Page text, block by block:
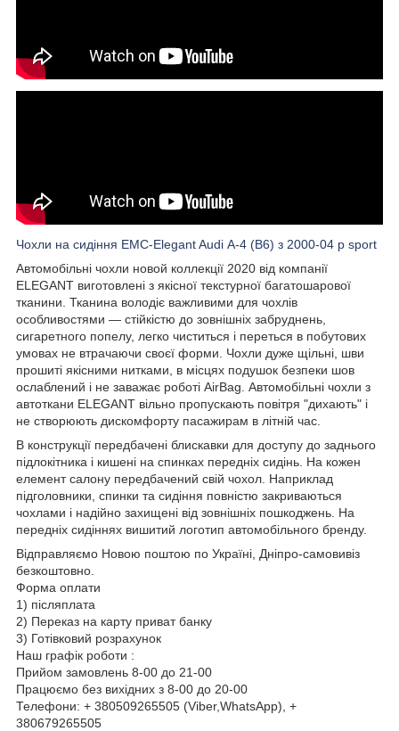
Чохли на сидіння EMC-Elegant Audi А-4 (B6) з 2000-04 р sport
Автомобільні чохли новой коллекції 2020 від компанії
ELEGANT виготовлені з якісної текстурної багатошарової
тканини. Тканина володіє важливими для чохлів
особливостями — стійкістю до зовнішніх забруднень,
сигаретного попелу, легко чиститься і переться в побутових
умовах не втрачаючи своєї форми. Чохли дуже щільні, шви
прошиті якісними нитками, в місцях подушок безпеки шов
ослаблений і не заважає роботі AirBag. Автомобільні чохли з
автоткани ELEGANT вільно пропускають повітря "дихають" і
не створюють дискомфорту пасажирам в літній час.
В конструкції передбачені блискавки для доступу до заднього
підлокітника і кишені на спинках передніх сидінь. На кожен
елемент салону передбачений свій чохол. Наприклад
підголовники, спинки та сидіння повністю закриваються
чохлами і надійно захищені від зовнішніх пошкоджень. На
передніх сидіннях вишитий логотип автомобільного бренду.
Відправляємо Новою поштою по Україні, Дніпро-самовивіз
безкоштовно.
Форма оплати
1) післяплата
2) Переказ на карту приват банку
3) Готівковий розрахунок
Наш графік роботи :
Прийом замовлень 8-00 до 21-00
Працюємо без вихідних з 8-00 до 20-00
Телефони: + 380509265505 (Viber,WhatsApp), +
380679265505